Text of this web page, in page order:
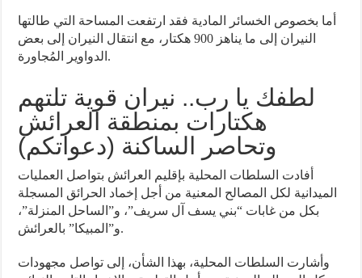
أما بخصوص الخسائر المادية فقد ارتفعت المساحة التي طالتها
النيران إلى ما يناهز 900 هكتار، مع انتقال النيران إلى بعض
الدواوير المُجاورة.
لطفك يا رب.. نيران قوية تلتهم
هكتارات بمنطقة العرائش
وتحاصر الساكنة (دعواتكم)
أفادت السلطات المحلية بإقليم العرائش بتواصل العمليات
الميدانية لكل المصالح المعنية من أجل إخماد الحرائق المسجلة
بكل من غابات “بني يسف آل سريف”، و”الساحل المنزلة”،
و”المبيكا” بالعرائش.
وأشارت السلطات المحلية، بهذا الشأن، إلى تواصل مجهودات